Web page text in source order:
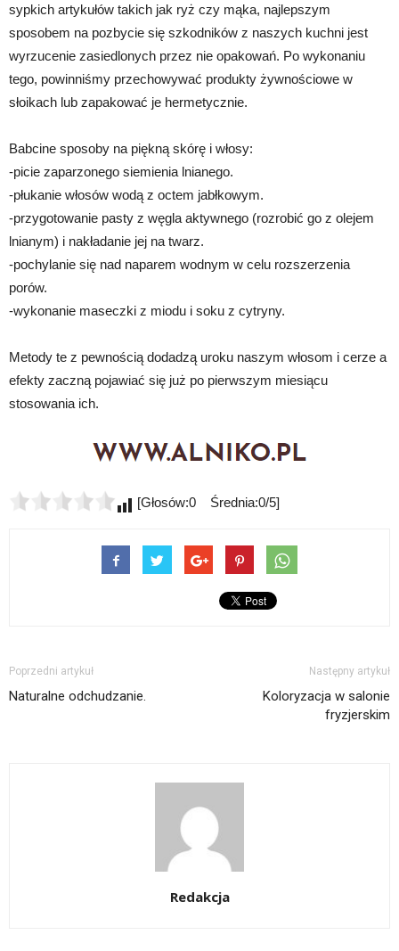
sypkich artykułów takich jak ryż czy mąka, najlepszym
sposobem na pozbycie się szkodników z naszych kuchni jest
wyrzucenie zasiedlonych przez nie opakowań. Po wykonaniu
tego, powinniśmy przechowywać produkty żywnościowe w
słoikach lub zapakować je hermetycznie.
Babcine sposoby na piękną skórę i włosy:
-picie zaparzonego siemienia lnianego.
-płukanie włosów wodą z octem jabłkowym.
-przygotowanie pasty z węgla aktywnego (rozrobić go z olejem
lnianym) i nakładanie jej na twarz.
-pochylanie się nad naparem wodnym w celu rozszerzenia
porów.
-wykonanie maseczki z miodu i soku z cytryny.
Metody te z pewnością dodadzą uroku naszym włosom i cerze a
efekty zaczną pojawiać się już po pierwszym miesiącu
stosowania ich.
[Głosów:0 Średnia:0/5]
Poprzedni artykuł
Naturalne odchudzanie.
Następny artykuł
Koloryzacja w salonie
fryzjerskim
Redakcja